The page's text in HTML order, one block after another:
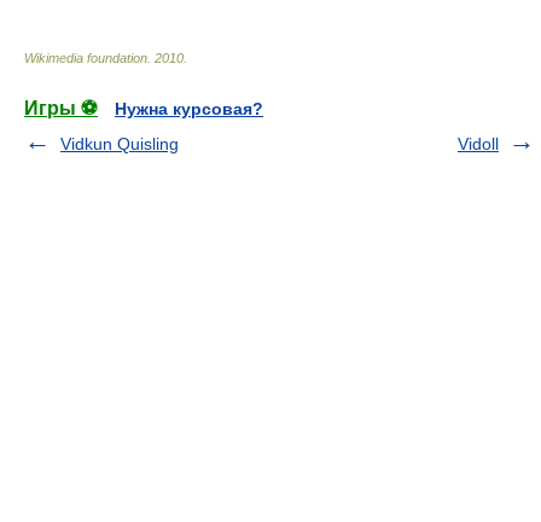
Wikimedia foundation 2010
Игры ⚽
Нужна курсовая?
Vidkun Quisling
Vidoll